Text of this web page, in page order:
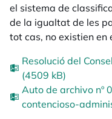
el sistema de
de la igualtat de les
tot cas, no existien en
Resolució del
(4509 kB)
Auto de archivo nº
contencioso-